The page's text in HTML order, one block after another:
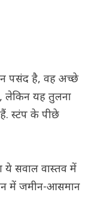
पसंद है, वह अच्छे
लेकिन यह तुलना
हैं. स्टंप के पीछे
सवाल वास्तव में
में जमीन-आसमान